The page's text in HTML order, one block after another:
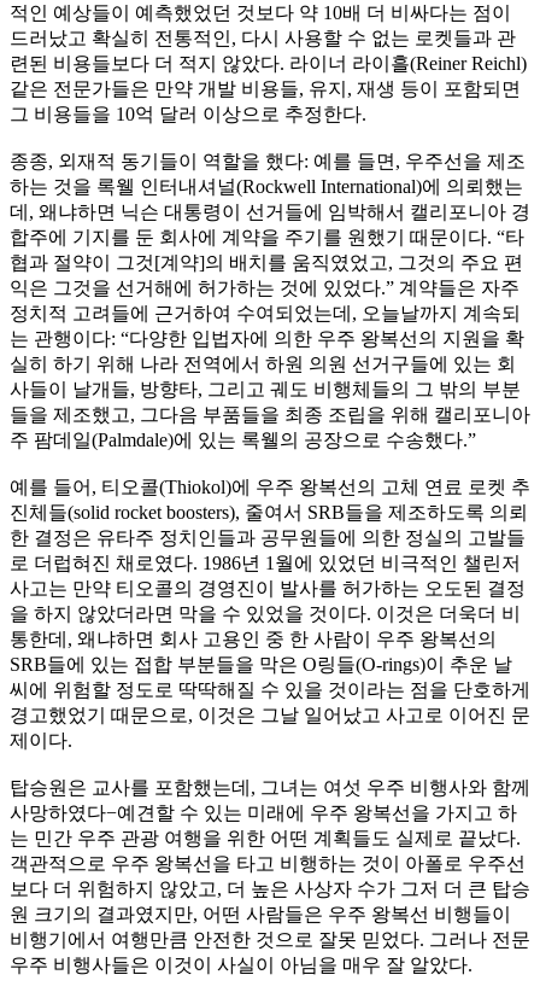
적인 예상들이 예측했었던 것보다 약 10배 더 비싸다는 점이
드러났고 확실히 전통적인, 다시 사용할 수 없는 로켓들과 관
련된 비용들보다 더 적지 않았다. 라이너 라이흘(Reiner Reichl)
같은 전문가들은 만약 개발 비용들, 유지, 재생 등이 포함되면
그 비용들을 10억 달러 이상으로 추정한다.
종종, 외재적 동기들이 역할을 했다: 예를 들면, 우주선을 제조
하는 것을 록웰 인터내셔널(Rockwell International)에 의뢰했는
데, 왜냐하면 닉슨 대통령이 선거들에 임박해서 캘리포니아 경
합주에 기지를 둔 회사에 계약을 주기를 원했기 때문이다. “타
협과 절약이 그것[계약]의 배치를 움직였었고, 그것의 주요 편
익은 그것을 선거해에 허가하는 것에 있었다.” 계약들은 자주
정치적 고려들에 근거하여 수여되었는데, 오늘날까지 계속되
는 관행이다: “다양한 입법자에 의한 우주 왕복선의 지원을 확
실히 하기 위해 나라 전역에서 하원 의원 선거구들에 있는 회
사들이 날개들, 방향타, 그리고 궤도 비행체들의 그 밖의 부분
들을 제조했고, 그다음 부품들을 최종 조립을 위해 캘리포니아
주 팜데일(Palmdale)에 있는 록웰의 공장으로 수송했다.”
예를 들어, 티오콜(Thiokol)에 우주 왕복선의 고체 연료 로켓 추
진체들(solid rocket boosters), 줄여서 SRB들을 제조하도록 의뢰
한 결정은 유타주 정치인들과 공무원들에 의한 정실의 고발들
로 더럽혀진 채로였다. 1986년 1월에 있었던 비극적인 챌린저
사고는 만약 티오콜의 경영진이 발사를 허가하는 오도된 결정
을 하지 않았더라면 막을 수 있었을 것이다. 이것은 더욱더 비
통한데, 왜냐하면 회사 고용인 중 한 사람이 우주 왕복선의
SRB들에 있는 접합 부분들을 막은 O링들(O-rings)이 추운 날
씨에 위험할 정도로 딱딱해질 수 있을 것이라는 점을 단호하게
경고했었기 때문으로, 이것은 그날 일어났고 사고로 이어진 문
제이다.
탑승원은 교사를 포함했는데, 그녀는 여섯 우주 비행사와 함께
사망하였다−예견할 수 있는 미래에 우주 왕복선을 가지고 하
는 민간 우주 관광 여행을 위한 어떤 계획들도 실제로 끝났다.
객관적으로 우주 왕복선을 타고 비행하는 것이 아폴로 우주선
보다 더 위험하지 않았고, 더 높은 사상자 수가 그저 더 큰 탑승
원 크기의 결과였지만, 어떤 사람들은 우주 왕복선 비행들이
비행기에서 여행만큼 안전한 것으로 잘못 믿었다. 그러나 전문
우주 비행사들은 이것이 사실이 아님을 매우 잘 알았다.